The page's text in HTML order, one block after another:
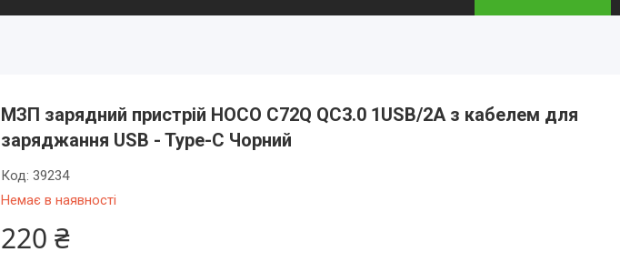
МЗП зарядний пристрій HOCO C72Q QC3.0 1USB/2A з кабелем для
заряджання USB - Type-C Чорний
Немає в наявності
Код: 39234
220 ₴